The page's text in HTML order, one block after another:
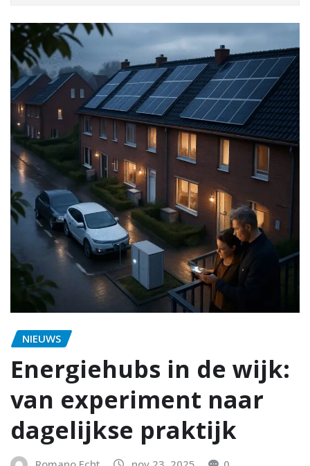
NIEUWS
Energiehubs in de wijk:
van experiment naar
dagelijkse praktijk